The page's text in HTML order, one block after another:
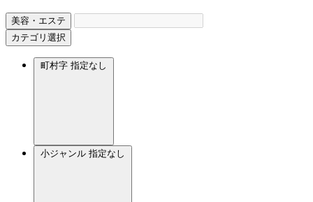
美容・エステ
カテゴリ選択
町村字 指定なし
小ジャンル 指定なし